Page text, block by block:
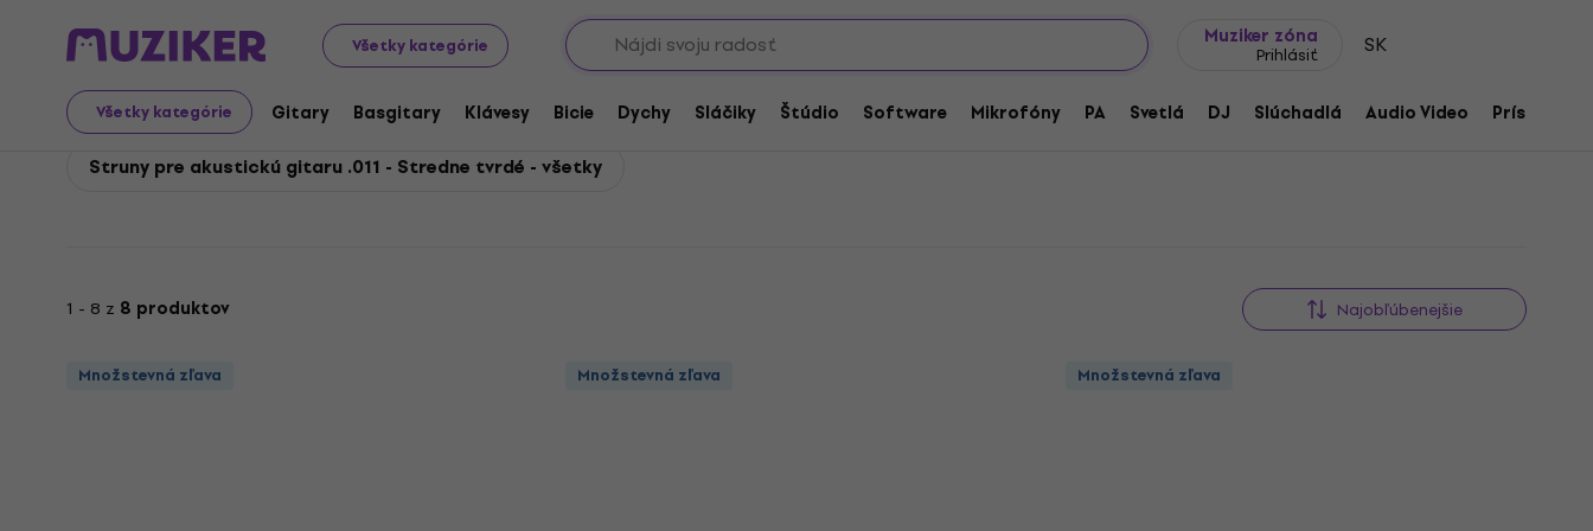
Všetky kategórie
Muziker zóna
Prihlásiť SK
Všetky kategórie Gitary Basgitary Klávesy Bicie Dychy Sláčiky Štúdio Software Mikrofóny PA Svetlá DJ Slúchadlá Audio Video
Rotosound Gitary Gitarové struny Struny pre akustickú gitaru
Rotosound Struny pre akustickú gitaru .011 - Stredne tvrdé
Struny pre akustickú gitaru .011 - Stredne tvrdé - všetky
1 - 8 z 8 produktov Najobľúbenejšie
Množstevná zľava Množstevná zľava Množstevná zľava